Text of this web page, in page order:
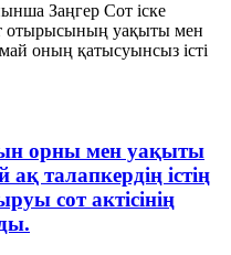
Заңгер Сот іске
отырысының уақыты мен
оның қатысуынсыз істі
орны мен уақыты
талапкердің істің
сот актісінің